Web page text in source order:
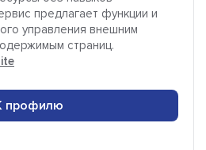
предлагает функции и
управления внешним
страниц.
профилю